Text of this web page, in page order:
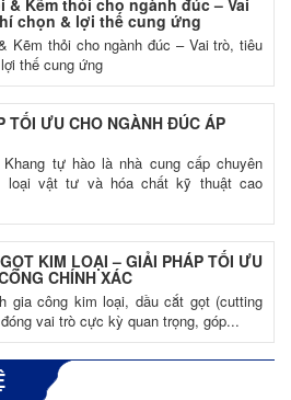
chọn & lợi thế cung ứng
Kẽm thỏi cho ngành đúc – Vai trò, tiêu
thế cung ứng
TỐI ƯU CHO NGÀNH ĐÚC ÁP
Khang tự hào là nhà cung cấp chuyên
loại vật tư và hóa chất kỹ thuật cao
KIM LOẠI – GIẢI PHÁP TỐI ƯU
CHÍNH XÁC
gia công kim loại, dầu cắt gọt (cutting
vai trò cực kỳ quan trọng, góp...